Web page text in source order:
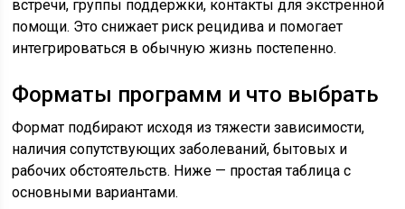
встречи, группы поддержки, контакты для экстренной
помощи. Это снижает риск рецидива и помогает
интегрироваться в обычную жизнь постепенно.
Форматы программ и что выбрать
Формат подбирают исходя из тяжести зависимости,
наличия сопутствующих заболеваний, бытовых и
рабочих обстоятельств. Ниже — простая таблица с
основными вариантами.